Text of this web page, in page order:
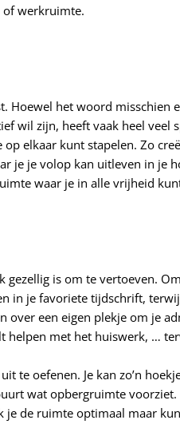
of werkruimte.
Hoewel het woord misschien
wil zijn, heeft vaak heel
elkaar kunt stapelen. Zo
je volop kan uitleven in je
waar je in alle vrijheid
is om te vertoeven.
in je favoriete tijdschrift,
een eigen plekje om je
met het huiswerk, …
oefenen. Je kan zo’n
wat opbergruimte
de ruimte optimaal maar